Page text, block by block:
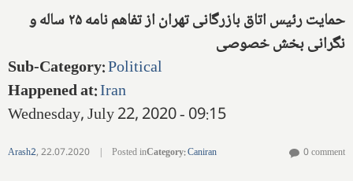
حمایت رئیس اتاق بازرگانی تهران از تفاهم نامه ۲۵ ساله و
نگرانی بخش خصوصی
Sub-Category:Political
Happened at:Iran
Wednesday, July 22, 2020 - 09:15
Arash2,22.07.2020 | Posted inCategory:Caniran 0 comment